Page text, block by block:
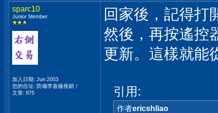
sparc10
Junior Member
加入日期: Jun 2003
您的住址: 防備李嘉修推銷！
文章: 875
回家後，記得打
然後，再按遙控
更新。這樣就能
引用:
作者ericshliao